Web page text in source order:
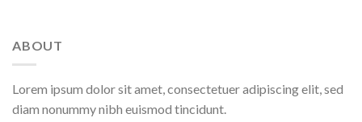
ABOUT
Lorem ipsum dolor sit amet, consectetuer adipiscing elit, sed
diam nonummy nibh euismod tincidunt.